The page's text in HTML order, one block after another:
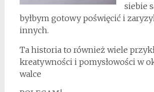
siebie
byłbym gotowy poświęcić i
innych.
Ta historia to również wiele
kreatywności i pomysłowości w
walce